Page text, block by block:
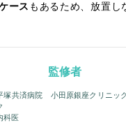
ース もあるため、放置し
監修者
塚共済病院 小田原銀座クリニッ
科医